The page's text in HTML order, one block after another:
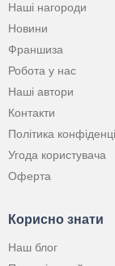
Наші нагороди
Новини
Франшиза
Робота у нас
Наші автори
Контакти
Політика
Угода користувача
Оферта
Корисно знати
Наш блог